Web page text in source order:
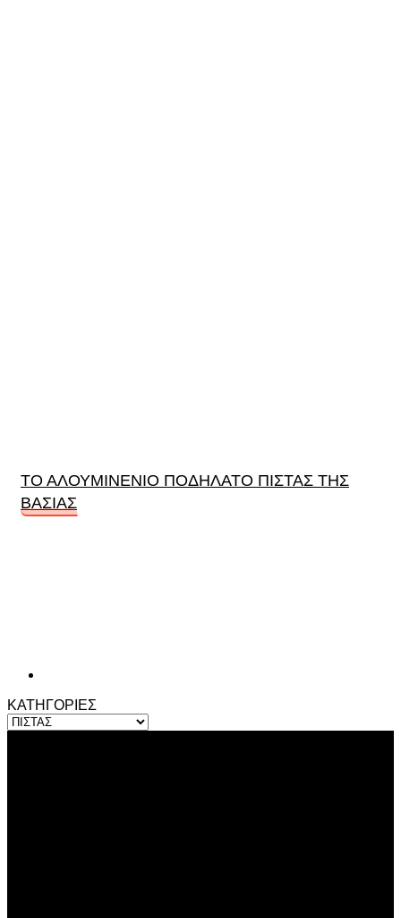
ΤΟ ΑΛΟΥΜΙΝΕΝΙΟ ΠΟΔΗΛΑΤΟ ΠΙΣΤΑΣ ΤΗΣ
ΒΑΣΙΑΣ
ΚΑΤΗΓΟΡΙΕΣ